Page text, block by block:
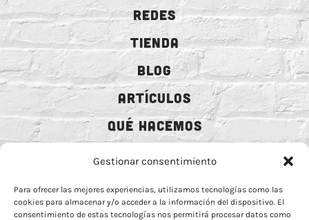
Gestionar consentimiento
Para ofrecer las mejores experiencias, utilizamos tecnologías como las
cookies para almacenar y/o acceder a la información del dispositivo. El
consentimiento de estas tecnologías nos permitirá procesar datos como
REDES
TIENDA
BLOG
ARTÍCULOS
QUÉ HACEMOS
MECENAZGO
CONTACTO